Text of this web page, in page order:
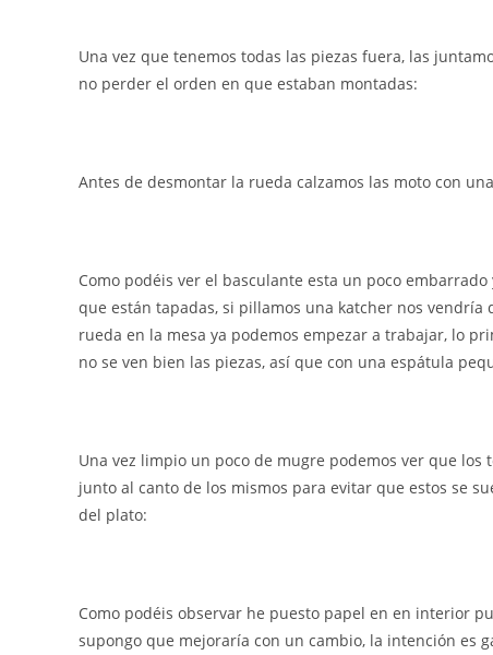
Una vez que tenemos todas las piezas fuera, las
no perder el orden en que estaban montadas:
Antes de desmontar la rueda calzamos las moto con
Como podéis ver el basculante esta un poco
que están tapadas, si pillamos una katcher nos
rueda en la mesa ya podemos empezar a trabajar, lo
no se ven bien las piezas, así que con una espátula
Una vez limpio un poco de mugre podemos ver que
junto al canto de los mismos para evitar que estos se
del plato:
Como podéis observar he puesto papel en en interior
supongo que mejoraría con un cambio, la intención es